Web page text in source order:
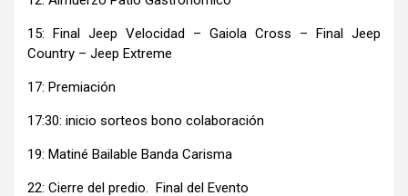
15: Final Jeep Velocidad – Gaiola Cross – Final Jeep
Country – Jeep Extreme
17: Premiación
17:30: inicio sorteos bono colaboración
19: Matiné Bailable Banda Carisma
22: Cierre del predio. Final del Evento